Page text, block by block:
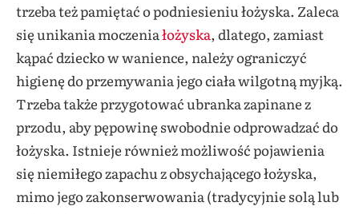
trzeba też pamiętać o podniesieniu łożyska. Zaleca
się unikania moczeniałożyska, dlatego, zamiast
kąpać dziecko w wanience, należy ograniczyć
higienę do przemywania jego ciała wilgotną myjką.
Trzeba także przygotować ubranka zapinane z
przodu, aby pępowinę swobodnie odprowadzać do
łożyska. Istnieje również możliwość pojawienia
się niemiłego zapachu z obsychającego łożyska,
mimo jego zakonserwowania (tradycyjnie solą lub